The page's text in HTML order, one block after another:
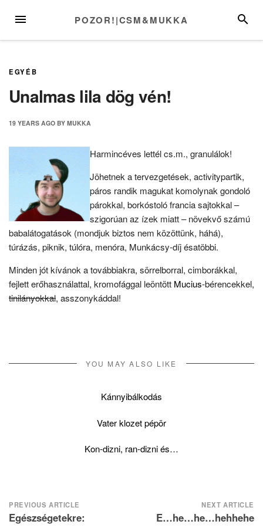
MENU POZOR!|CSM&MUKKA
EGYÉB
Unalmas lila dög vén!
19 YEARS AGO BY MUKKA
Harmincéves lettél cs.m., granulálok!
Jöhetnek a tervezgetések, activitypartik,
páros randik magukat komolynak gondoló
párokkal, borkóstoló francia sajtokkal –
szigorúan az ízek miatt – növekvő számú
babalátogatások (mondjuk biztos nem közöttünk, háhá),
túrázás, piknik, túlóra, menóra, Munkácsy-díj ésatöbbi.
Minden jót kívánok a továbbiakra, sörrelborral, cimborákkal,
fejlett erőhasználattal, kromofággal leöntött Mucius-bérencekkel,
tinilányokkal, asszonykáddal!
YOU MAY ALSO LIKE
Kánnyibálkodás
Vater klozet pépör
Kon-dizni, ran-dizni és…
Post
navigation
PREVIOUS ARTICLE
Egészségetekre:
NEXT ARTICLE
E…he…he…hehhehe